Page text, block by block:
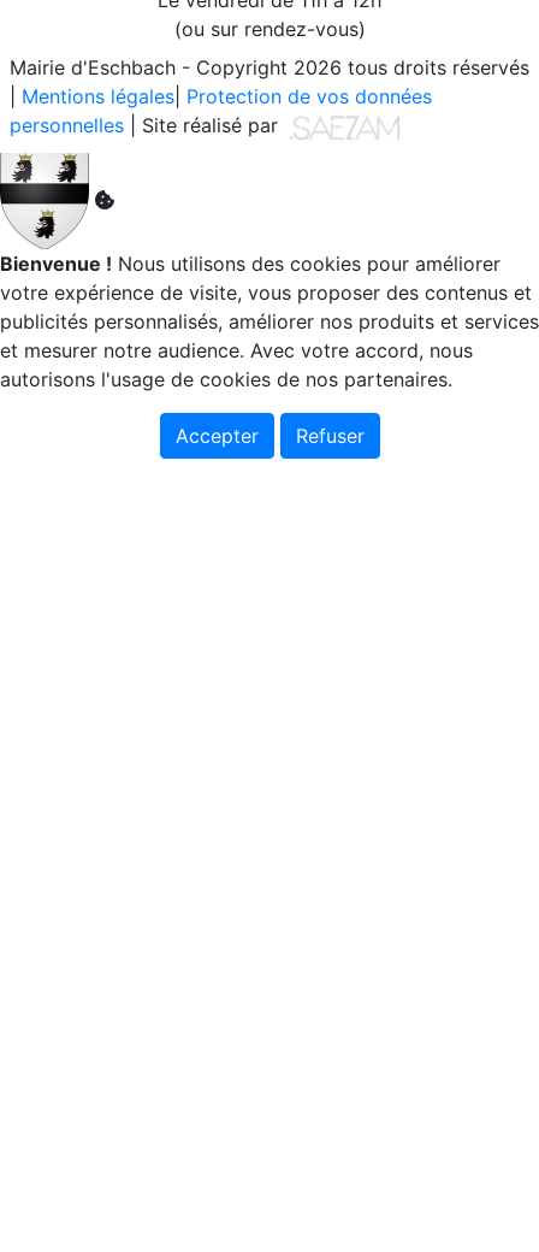
(ou sur rendez-vous)
Mairie d'Eschbach - Copyright 2026 tous droits réservés
Mentions légales Protection de vos données
personnelles | Site réalisé par
Bienvenue ! Nous utilisons des cookies pour améliorer
votre expérience de visite, vous proposer des contenus et
publicités personnalisés, améliorer nos produits et services
et mesurer notre audience. Avec votre accord, nous
autorisons l'usage de cookies de nos partenaires.
Accepter Refuser